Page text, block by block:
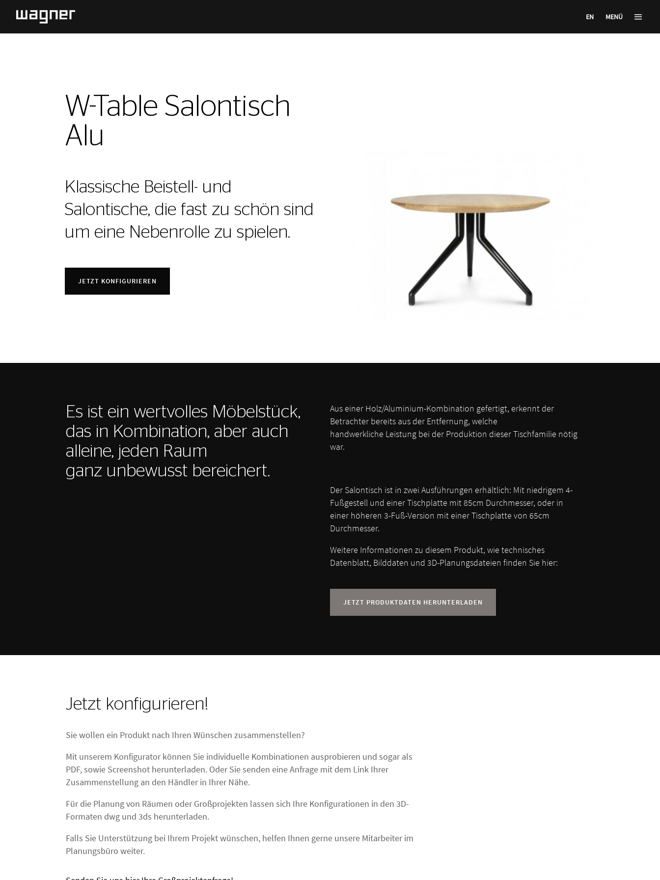
EN MENÜ
W-Table Salontisch
Alu
Klassische Beistell- und
Salontische, die fast zu schön sind
um eine Nebenrolle zu spielen.
JETZT KONFIGURIEREN
Es ist ein wertvolles Möbelstück,
das in Kombination, aber auch
alleine, jeden Raum
ganz unbewusst bereichert.
Aus einer Holz/Aluminium-Kombination gefertigt, erkennt der
Betrachter bereits aus der Entfernung, welche
handwerkliche Leistung bei der Produktion dieser Tischfamilie nötig
war.
Der Salontisch ist in zwei Ausführungen erhältlich: Mit niedrigem 4-
Fußgestell und einer Tischplatte mit 85cm Durchmesser, oder in
einer höheren 3-Fuß-Version mit einer Tischplatte von 65cm
Durchmesser.
Weitere Informationen zu diesem Produkt, wie technisches
Datenblatt, Bilddaten und 3D-Planungsdateien finden Sie hier:
JETZT PRODUKTDATEN HERUNTERLADEN
Jetzt konfigurieren!
Sie wollen ein Produkt nach Ihren Wünschen zusammenstellen?
Mit unserem Konfigurator können Sie individuelle Kombinationen ausprobieren und sogar als
PDF, sowie Screenshot herunterladen. Oder Sie senden eine Anfrage mit dem Link Ihrer
Zusammenstellung an den Händler in Ihrer Nähe.
Für die Planung von Räumen oder Großprojekten lassen sich Ihre Konfigurationen in den 3D-
Formaten dwg und 3ds herunterladen.
Falls Sie Unterstützung bei Ihrem Projekt wünschen, helfen Ihnen gerne unsere Mitarbeiter im
Planungsbüro weiter.